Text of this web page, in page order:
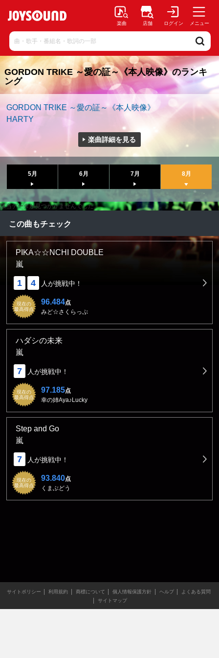
楽曲 店舗 ログイン メニュー
GORDON TRIKE ～愛の証～《本人映像》のランキ
ング
GORDON TRIKE ～愛の証～《本人映像》
HARTY
楽曲詳細を見る
5月 6月 7月 8月
該当データが見つかりませんでした。
この曲もチェック
PIKA☆☆NCHI DOUBLE
嵐
1 4 人が挑戦中！
現在の
最高得点
96.484点
みど☆さくらっぷ
ハダシの未来
嵐
7 人が挑戦中！
現在の
最高得点
97.185点
幸の姉Aya♪Lucky
Step and Go
嵐
7 人が挑戦中！
現在の
最高得点
93.840点
くまぶどう
サイトポリシー 利用規約 商標について 個人情報保護方針 ヘルプ
よくある質問
サイトマップ